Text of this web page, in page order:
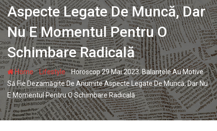
Aspecte Legate De Muncă, Dar
Nu E Momentul Pentru O
Schimbare Radicală
Home-Lifestyle-Horoscop 29 Mai 2023. Balanțele Au Motive
Să Fie Dezamăgite De Anumite Aspecte Legate De Muncă, Dar Nu
E Momentul Pentru O Schimbare Radicală